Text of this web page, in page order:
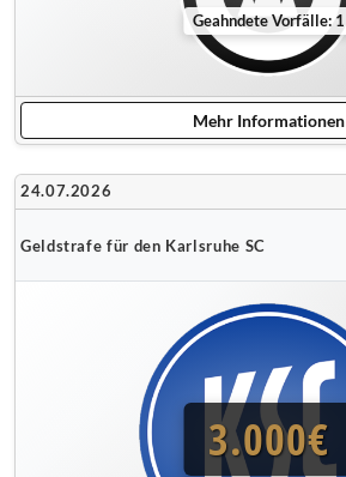
Geahndete Vorfälle: 1
Mehr Informationen
24.07.2026
Geldstrafe für den Karlsruhe SC
3.000€